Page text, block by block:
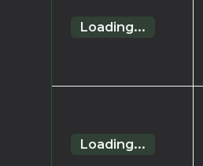
Loading...
Loading...